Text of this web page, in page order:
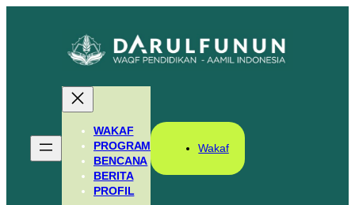
WAKAF
PROGRAM
BENCANA
BERITA
PROFIL
Wakaf